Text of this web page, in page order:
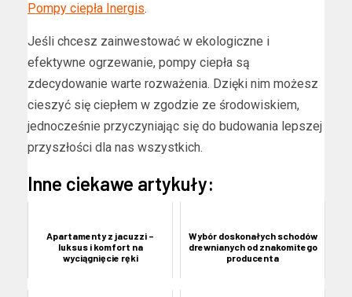
Pompy ciepła Inergis.
Jeśli chcesz zainwestować w ekologiczne i
efektywne ogrzewanie, pompy ciepła są
zdecydowanie warte rozważenia. Dzięki nim możesz
cieszyć się ciepłem w zgodzie ze środowiskiem,
jednocześnie przyczyniając się do budowania lepszej
przyszłości dla nas wszystkich.
Inne ciekawe artykuły:
Apartamenty z jacuzzi –
luksus i komfort na
wyciągnięcie ręki
Wybór doskonałych schodów
drewnianych od znakomitego
producenta